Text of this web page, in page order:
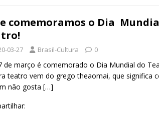
s
A
p
p
b
o
k
e
dI
n
er l e
comemoramos o Dia
03-27 Brasil-Cultura 0
de março é comemorado o Dia Mundial do
teatro vem do grego theaomai, que significa
não gosta […]